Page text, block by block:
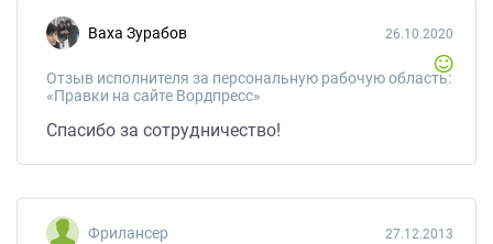
Ваха Зурабов
Отзыв исполнителя за персональную рабочую область:
«Правки на сайте Вордпресс»
26.10.2020
Спасибо за сотрудничество!
Фрилансер 27.12.2013